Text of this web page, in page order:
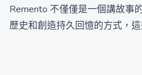
Remento 不僅僅是一個講故事
歷史和創造持久回憶的方式，